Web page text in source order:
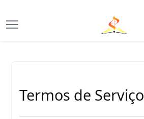
Termos de Serviço